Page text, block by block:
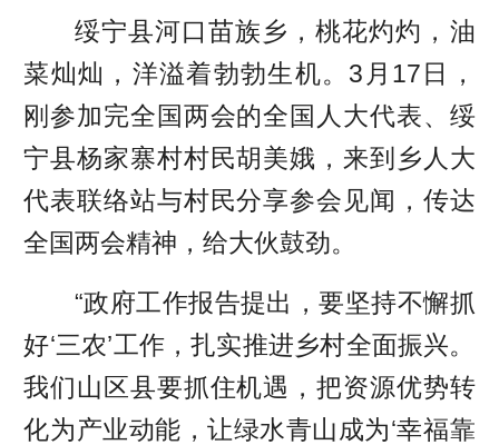
绥宁县河口苗族乡，桃花灼灼，油
菜灿灿，洋溢着勃勃生机。3月17日，
刚参加完全国两会的全国人大代表、绥
宁县杨家寨村村民胡美娥，来到乡人大
代表联络站与村民分享参会见闻，传达
全国两会精神，给大伙鼓劲。
“政府工作报告提出，要坚持不懈抓
好‘三农’工作，扎实推进乡村全面振兴。
我们山区县要抓住机遇，把资源优势转
化为产业动能，让绿水青山成为‘幸福靠